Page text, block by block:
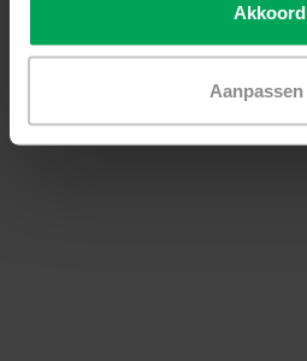
Akkoord
Aanpassen